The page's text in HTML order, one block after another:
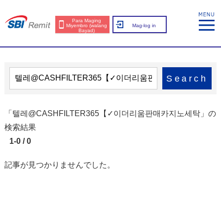
Para Maging
Miyembro (walang
Bayad)
Mag-log in
Search
「텔레@CASHFILTER365【✓이더리움판매카지노세탁」の
検索結果
1-0 / 0
記事が見つかりませんでした。